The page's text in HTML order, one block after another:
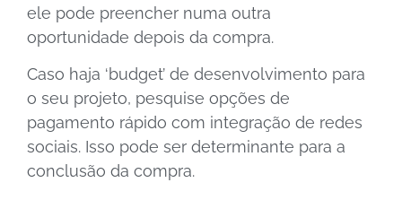
ele pode preencher numa outra
oportunidade depois da compra.
Caso haja ‘budget’ de desenvolvimento para
o seu projeto, pesquise opções de
pagamento rápido com integração de redes
sociais. Isso pode ser determinante para a
conclusão da compra.